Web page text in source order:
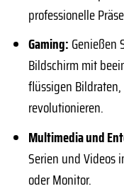
professionelle
Gaming: Genießen
Bildschirm mit
flüssigen
revolutionieren.
Multimedia und
Serien und Videos
oder Monitor.